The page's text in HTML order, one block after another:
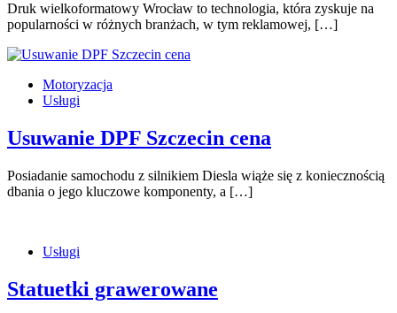
Druk wielkoformatowy Wrocław to technologia, która zyskuje na
popularności w różnych branżach, w tym reklamowej, […]
Motoryzacja
Usługi
Usuwanie DPF Szczecin cena
Posiadanie samochodu z silnikiem Diesla wiąże się z koniecznością
dbania o jego kluczowe komponenty, a […]
Usługi
Statuetki grawerowane